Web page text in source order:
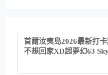
首爾汝夷島2026最新打
不想回家XD超夢幻63
津帝王蟹大餐、《淚之